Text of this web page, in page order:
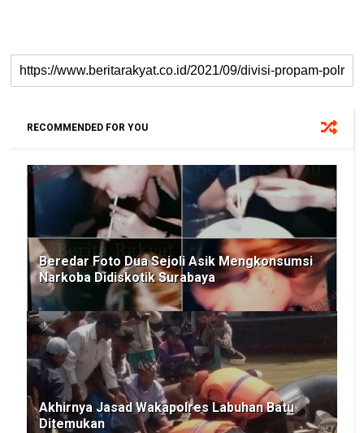
RECOMMENDED FOR YOU
Beredar Foto Dua Sejoli Asik Mengkonsumsi
Narkoba Didiskotik Surabaya
Akhirnya Jasad Wakapolres Labuhan Batu
Ditemukan